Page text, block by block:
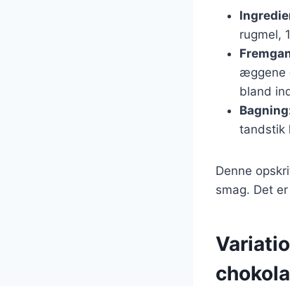
rugmel,
æggene
bland
tandstik
Denne
smag. Det